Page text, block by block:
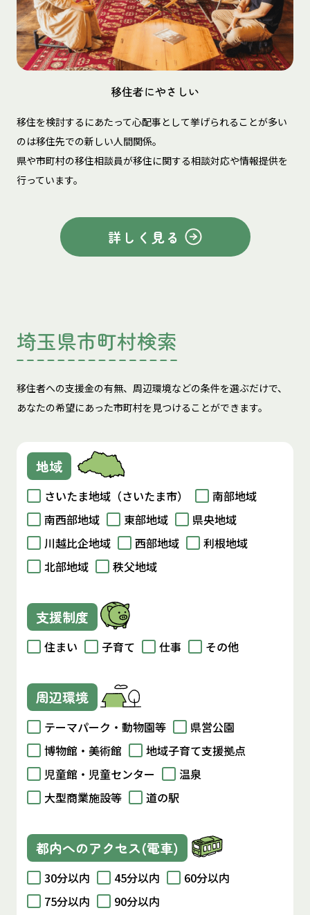
移住者にやさしい
移住を検討するにあたって心配事として挙げられることが多い
のは移住先での新しい人間関係。
県や市町村の移住相談員が移住に関する相談対応や情報提供を
行っています。
詳しく見る
埼玉県市町村検索
移住者への支援金の有無、周辺環境などの条件を選ぶだけで、
あなたの希望にあった市町村を見つけることができます。
地域
さいたま地域（さいたま市）
南部地域
南西部地域
東部地域
県央地域
川越比企地域
西部地域
利根地域
北部地域
秩父地域
支援制度
住まい 子育て 仕事 その他
周辺環境
テーマパーク・動物園等
県営公園
博物館・美術館
地域子育て支援拠点
児童館・児童センター
温泉
大型商業施設等
道の駅
都内へのアクセス(電車)
30分以内 45分以内
60分以内
75分以内
90分以内